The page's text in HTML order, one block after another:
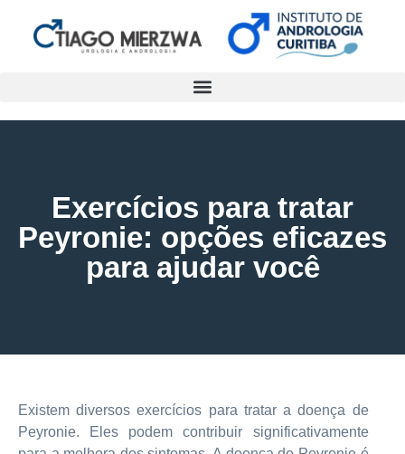
Exercícios para tratar
Peyronie: opções eficazes
para ajudar você
Existem diversos exercícios para tratar a doença de
Peyronie. Eles podem contribuir significativamente